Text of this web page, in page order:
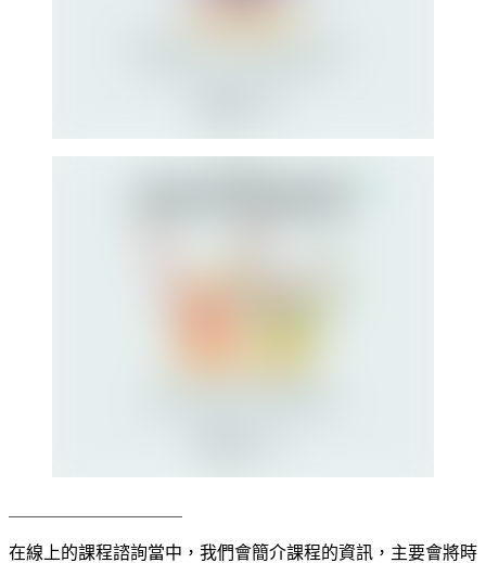
在線上的課程諮詢當中，我們會簡介課程的資訊，主要會將時